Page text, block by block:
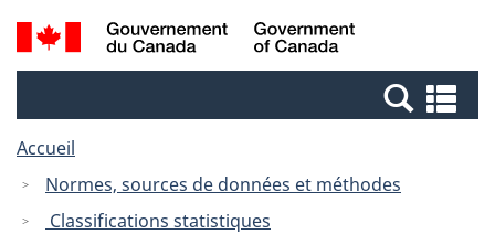
Passer
au
Passer
à
Canada
Recherche
et
et
Accueil
Normes, sources de données et méthodes
Classifications statistiques